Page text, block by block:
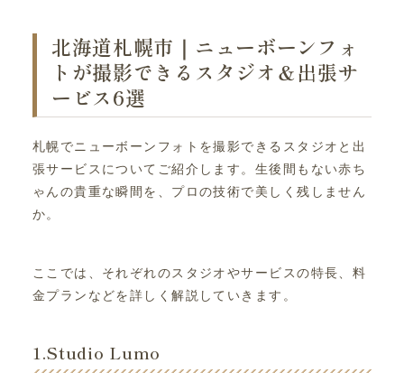
北海道札幌市｜ニューボーンフォ
トが撮影できるスタジオ＆出張サ
ービス6選
札幌でニューボーンフォトを撮影できるスタジオと出
張サービスについてご紹介します。生後間もない赤ち
ゃんの貴重な瞬間を、プロの技術で美しく残しません
か。
ここでは、それぞれのスタジオやサービスの特長、料
金プランなどを詳しく解説していきます。
1.Studio Lumo